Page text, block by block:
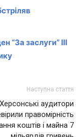
“За заслуги” ІІІ
Наступна стаття
Херсонські аудитори
правомірність
коштів і майна 7